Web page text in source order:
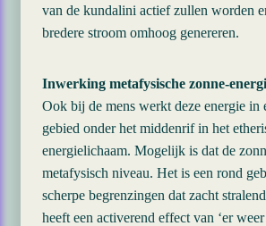
van de kundalini actief zullen worden
bredere stroom omhoog genereren.
Inwerking metafysische zonne-
Ook bij de mens werkt deze energie in
gebied onder het middenrif in het
energielichaam. Mogelijk is dat de
metafysisch niveau. Het is een rond
scherpe begrenzingen dat zacht
heeft een activerend effect van ‘er